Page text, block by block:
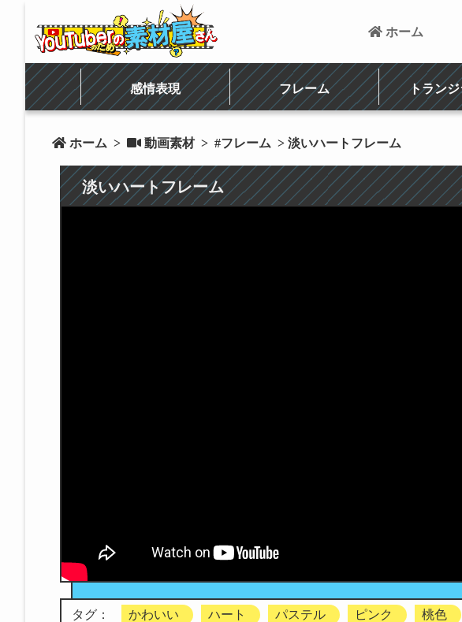
 ホーム
感情表現 フレーム トラン
 ホーム >  動画素材 > #フレーム > 淡いハートフレーム
淡いハートフレーム
タグ： かわいい ハート パステル ピンク 桃色